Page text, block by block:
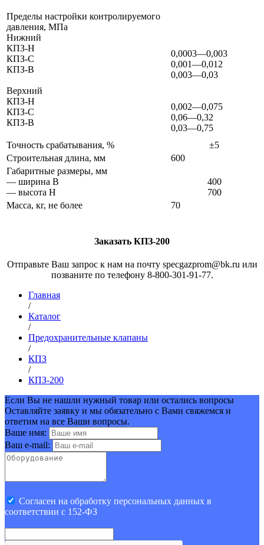
Пределы настройки контролируемого
давления, МПа
Нижний
КПЗ-Н
КПЗ-С
КПЗ-В
Верхний
КПЗ-Н
КПЗ-С
КПЗ-В
0,0003—0,003
0,001—0,012
0,003—0,03
0,002—0,075
0,06—0,32
0,03—0,75
Точность срабатывания, %
±5
Строительная длина, мм
600
Габаритные размеры, мм
— ширина B
— высота H
400
700
Масса, кг, не более
70
Заказать КПЗ-200
Отправьте Ваш запрос к нам на почту specgazprom@bk.ru или
позваните по телефону 8-800-301-91-77.
Главная
/
Каталог
/
Предохранительные клапаны
/
КПЗ
/
КПЗ-200
Если Вы не нашли нужный товар или остались вопросы
Оставляйте заявку и мы обязательно с Вами свяжемся и
ответим на все Ваши вопросы.
Ваше имя:
Ваш e-mail:
Cогласен на обработку персональных данных в
соответствии с 152-ФЗ